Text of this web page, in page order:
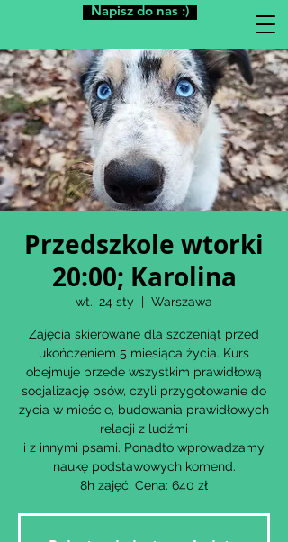
Napisz do nas :)
Przedszkole wtorki
20:00; Karolina
wt., 24 sty
  |
Warszawa
Zajęcia skierowane dla szczeniąt przed
ukończeniem 5 miesiąca życia. Kurs
obejmuje przede wszystkim prawidłową
socjalizację psów, czyli przygotowanie do
życia w mieście, budowania prawidłowych
relacji z ludźmi
i z innymi psami. Ponadto wprowadzamy
naukę podstawowych komend.
8h zajęć. Cena: 640 zł